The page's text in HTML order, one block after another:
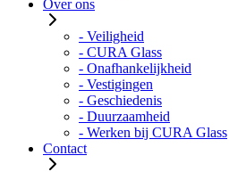
Over ons
- Veiligheid
- CURA Glass
- Onafhankelijkheid
- Vestigingen
- Geschiedenis
- Duurzaamheid
- Werken bij CURA Glass
Contact